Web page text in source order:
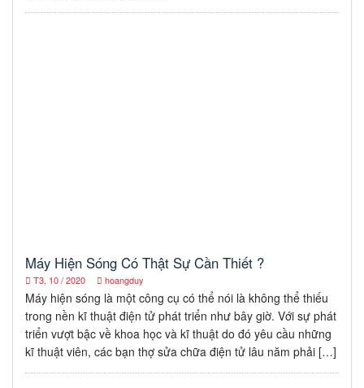
Máy Hiện Sóng Có Thật Sự Cần Thiết ?
T3, 10 / 2020 hoangduy
Máy hiện sóng là một công cụ có thể nói là không thể thiếu
trong nền kĩ thuật điện tử phát triển như bây giờ. Với sự phát
triển vượt bậc về khoa học và kĩ thuật do đó yêu cầu những
kĩ thuật viên, các bạn thợ sửa chữa điện tử lâu năm phải […]